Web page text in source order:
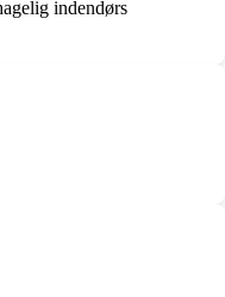
indendørs